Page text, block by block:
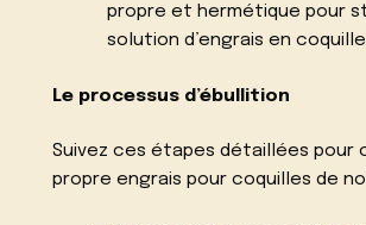
propre et hermétique pour
solution d’engrais en
Le processus d’ébullition
Suivez ces étapes détaillées pour
propre engrais pour coquilles de